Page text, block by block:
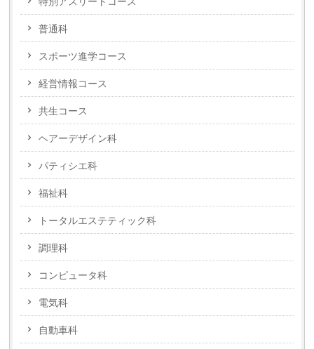
普通科
スポーツ進学コース
経営情報コース
共生コース
ヘアーデザイン科
パティシエ科
福祉科
トータルエステティック科
調理科
コンピュータ科
電気科
自動車科